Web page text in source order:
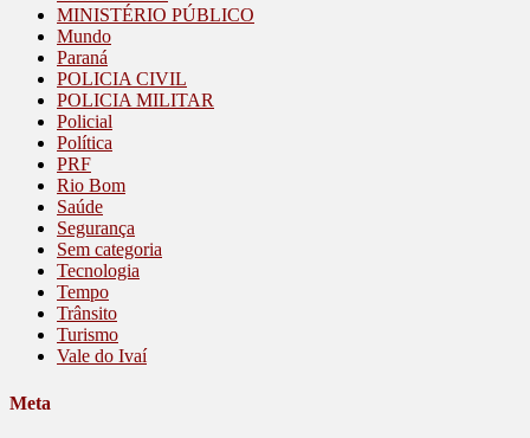
MINISTÉRIO PÚBLICO
Mundo
Paraná
POLICIA CIVIL
POLICIA MILITAR
Policial
Política
PRF
Rio Bom
Saúde
Segurança
Sem categoria
Tecnologia
Tempo
Trânsito
Turismo
Vale do Ivaí
Meta